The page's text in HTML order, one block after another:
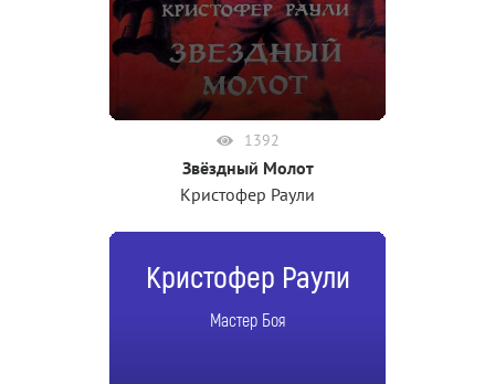
1392
Звёздный Молот
Кристофер Раули
Кристофер Раули
Мастер Боя